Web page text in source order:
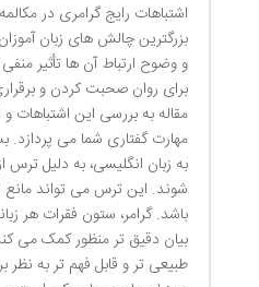
اشتباهات رایج گرامری در
بزرگترین چالش های زبان
و وضوح ارتباط آن ها تأثیر
برای روان صحبت کردن و
مقاله به بررسی این اشتباهات و
مهارت گفتاری شما می پردازد.
به زبان انگلیسی، به دلیل ترس
شوند. این ترس می تواند
باشد. گرامر، ستون فقرات هر
بیان دقیق تر منظور کمک می
طبیعی تر و قابل فهم تر به